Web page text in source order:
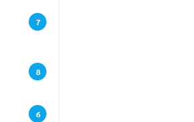
7
8
6